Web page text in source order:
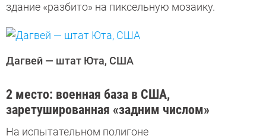
здание «разбито» на пиксельную мозаику.
Дагвей — штат Юта, США
2 место: военная база в США,
заретушированная «задним числом»
На испытательном полигоне